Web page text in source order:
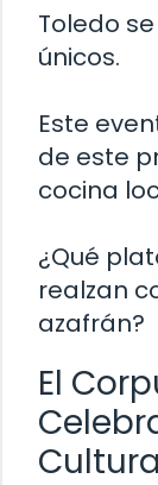
Toledo
únicos.
Este
de este
cocina
¿Qué
realzan
azafrán?
El